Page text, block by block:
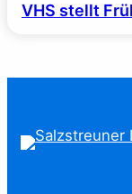
VHS stellt